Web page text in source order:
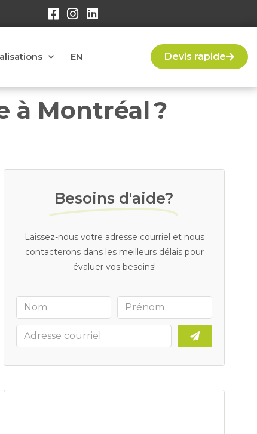
EN Devis rapide
à Montréal ?
Besoins d'aide?
Laissez-nous votre adresse courriel et nous
contacterons dans les meilleurs délais pour
évaluer vos besoins!